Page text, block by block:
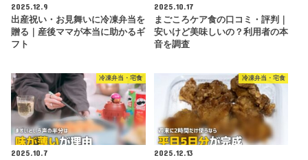
2025.12.9
出産祝い・お見舞いに冷凍弁当を
贈る｜産後ママが本当に助かるギ
フト
2025.10.17
まごころケア食の口コミ・評判｜
安いけど美味しいの？利用者の本
音を調査
冷凍弁当・宅食
2025.10.7
冷凍弁当・宅食
2025.12.13